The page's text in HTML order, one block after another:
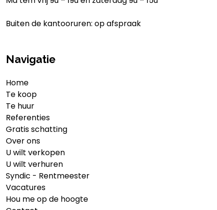
Buiten de kantooruren: op afspraak
Navigatie
Home
Te koop
Te huur
Referenties
Gratis schatting
Over ons
U wilt verkopen
U wilt verhuren
Syndic - Rentmeester
Vacatures
Hou me op de hoogte